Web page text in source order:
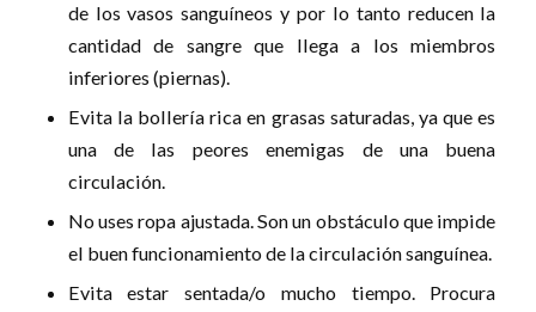
de los vasos sanguíneos y por lo tanto reducen la
cantidad de sangre que llega a los miembros
inferiores (piernas).
Evita la bollería rica en grasas saturadas, ya que es
una de las peores enemigas de una buena
circulación.
No uses ropa ajustada. Son un obstáculo que impide
el buen funcionamiento de la circulación sanguínea.
Evita estar sentada/o mucho tiempo. Procura